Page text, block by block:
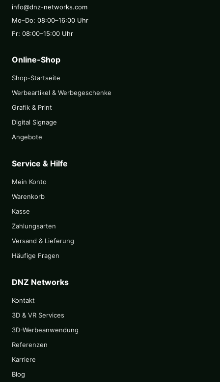
info@dnz-networks.com
Mo–Do: 08:00–16:00 Uhr
Fr: 08:00–15:00 Uhr
Online-Shop
Shop-Startseite
Werbeartikel & Werbegeschenke
Grafik & Print
Digital Signage
Angebote
Service & Hilfe
Mein Konto
Warenkorb
Kasse
Zahlungsarten
Versand & Lieferung
Häufige Fragen
DNZ Networks
Kontakt
3D & VR Services
3D-Werbeanwendung
Referenzen
Karriere
Blog